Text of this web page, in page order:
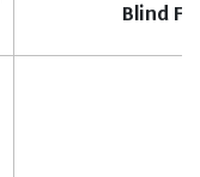
Blind